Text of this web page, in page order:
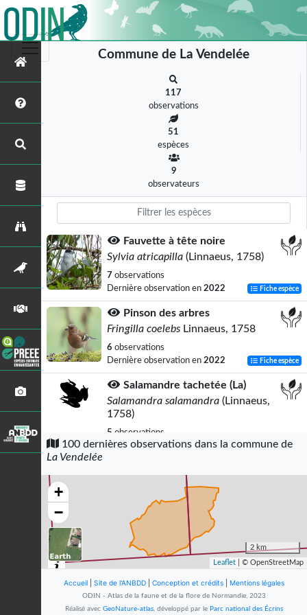
Commune de La Vendelée
117
observations
51
espèces
9
observateurs
Fauvette à tête noire
Sylvia atricapilla (Linnaeus, 1758)
7 observations
Dernière observation en 2022 Fiche espèce
Pinson des arbres
Fringilla coelebs Linnaeus, 1758
6 observations
Dernière observation en 2022 Fiche espèce
Salamandre tachetée (La)
Salamandra salamandra (Linnaeus,
1758)
5 observations
Dernière observation en2025 Fiche espèce
Troglodytes troglodytes(Linnaeus,
observations
Dernière observation en 2022
Chardonneret élégant
Carduelis carduelis(Linnaeus, 1758)
observations
Fiche espèce
100 dernières observations dans la commune de
La Vendelée
+
−
2 km
Leaflet | © OpenStreetMap
Accueil Site de l'ANBDD Conception et crédits Mentions légales
ODIN - Atlas de la faune et de la flore de Normandie, 2023
Réalisé avec GeoNature-atlas, développé par le Parc national des Écrins